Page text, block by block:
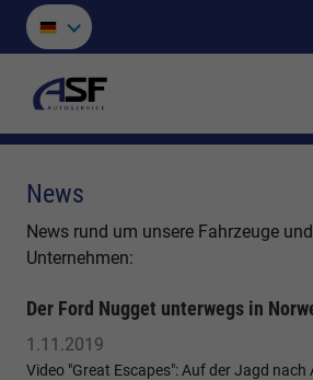
News
News rund um unsere Fahrzeuge
Unternehmen:
Der Ford Nugget unterwegs in
1.11.2019
Video "Great Escapes": Auf der Jagd